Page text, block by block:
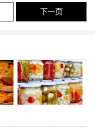
下一页